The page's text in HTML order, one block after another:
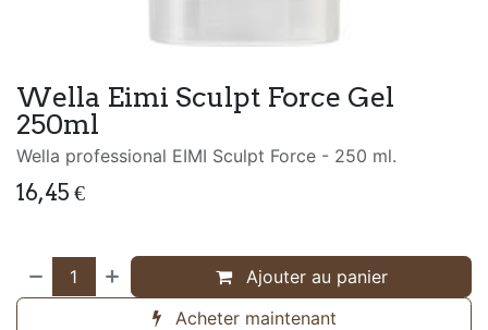
Wella Eimi Sculpt Force Gel
250ml
Wella professional EIMI Sculpt Force - 250 ml.
16,45 €
Ajouter au panier
Acheter maintenant